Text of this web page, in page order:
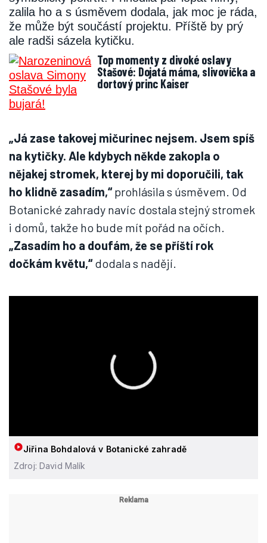
zalila ho a s úsměvem dodala, jak moc je ráda,
že může být součástí projektu. Příště by prý
ale radši sázela kytičku.
Top momenty z divoké oslavy
Stašové: Dojatá máma, slivovička a
dortový princ Kaiser
„Já zase takovej mičurinec nejsem. Jsem spíš
na kytičky. Ale kdybych někde zakopla o
nějakej stromek, kterej by mi doporučili, tak
ho klidně zasadím,“prohlásila s úsměvem. Od
Botanické zahrady navíc dostala stejný stromek
i domů, takže ho bude mít pořád na očích.
„Zasadím ho a doufám, že se příští rok
dočkám květu,“dodala s nadějí.
Jiřina Bohdalová v Botanické zahradě
Zdroj: David Malík